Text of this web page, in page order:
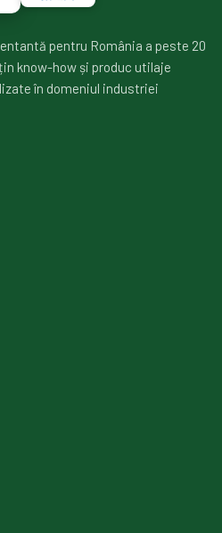
pentru România a peste 20
know-how și produc utilaje
în domeniul industriei